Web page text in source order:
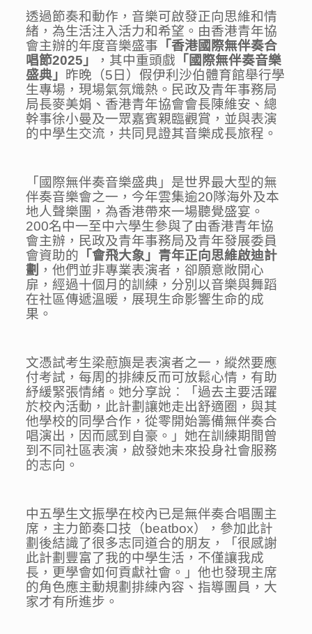
透過節奏和動作，音樂可啟發正向思維和情
緒，為生活注入活力和希望。由香港青年協
會主辦的年度音樂盛事 「香港國際無伴奏合
唱節2025 」 ，其中重頭戲 「國際無伴奏音樂
盛典」 昨晚（5日）假伊利沙伯體育館舉行學
生專場，現場氣氛熾熱。民政及青年事務局
局長麥美娟、香港青年協會會長陳維安、總
幹事徐小曼及一眾嘉賓親臨觀賞，並與表演
的中學生交流，共同見證其音樂成長旅程。
「國際無伴奏音樂盛典」是世界最大型的無
伴奏音樂會之一，今年雲集逾20隊海外及本
地人聲樂團，為香港帶來一場聽覺盛宴。
200名中一至中六學生參與了由香港青年協
會主辦，民政及青年事務局及青年發展委員
會資助的 「會飛大象」青年正向思維啟迪計
劃 ，他們並非專業表演者，卻願意敞開心
扉，經過十個月的訓練，分別以音樂與舞蹈
在社區傳遞溫暖，展現生命影響生命的成
果。
文憑試考生梁藯旟是表演者之一，縱然要應
付考試，每周的排練反而可放鬆心情，有助
紓緩緊張情緒。她分享說︰「過去主要活躍
於校內活動，此計劃讓她走出舒適圈，與其
他學校的同學合作，從零開始籌備無伴奏合
唱演出，因而感到自豪。」她在訓練期間曾
到不同社區表演，啟發她未來投身社會服務
的志向。
中五學生文振學在校內已是無伴奏合唱團主
席，主力節奏口技（beatbox），參加此計
劃後結識了很多志同道合的朋友，「很感謝
此計劃豐富了我的中學生活，不僅讓我成
長，更學會如何貢獻社會。」他也發現主席
的角色應主動規劃排練內容、指導團員，大
家才有所進步。